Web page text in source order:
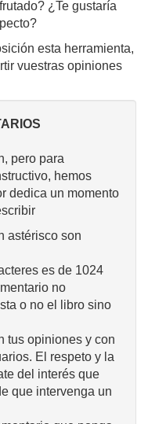
¿Te gustaría
esta herramienta,
vuestras opiniones
pero para
hemos
dedica un momento
astérisco son
es de 1024
no
o no el libro sino
tus opiniones y con
El respeto y la
del interés que
que intervenga un